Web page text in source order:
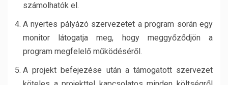
számolhatók el.
A nyertes pályázó szervezetet a program során egy
monitor látogatja meg, hogy meggyőződjön a
program megfelelő működéséről.
A projekt befejezése után a támogatott szervezet